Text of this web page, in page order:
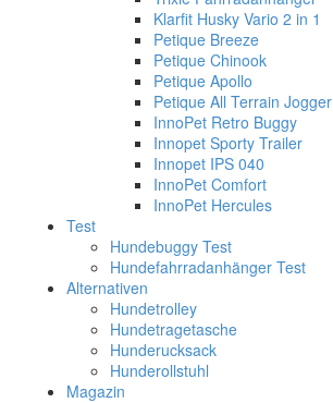
Klarfit Husky Vario 2 in 1
Petique Breeze
Petique Chinook
Petique Apollo
Petique All Terrain Jogger
InnoPet Retro Buggy
Innopet Sporty Trailer
Innopet IPS 040
InnoPet Comfort
InnoPet Hercules
Test
Hundebuggy Test
Hundefahrradanhänger Test
Alternativen
Hundetrolley
Hundetragetasche
Hunderucksack
Hunderollstuhl
Magazin